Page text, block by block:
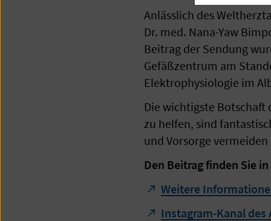
Anlässlich des
Dr. med. Nana-Yaw
Beitrag der Sendung
Gefäßzentrum am
Elektrophysiologie im
Die wichtigste
zu helfen, sind
und Vorsorge
Den Beitrag finden Sie
Weitere
Instagram-Kanal